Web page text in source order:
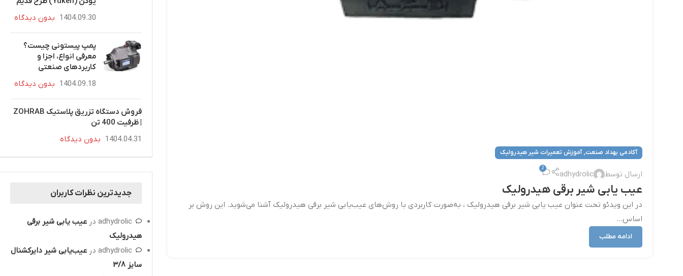
آکادمی بهداد صنعت,آموزش تعمیرات شیر هیدرولیک
ارسال توسط adhydrolic
2
عیب یابی شیر برقی هیدرولیک
در این ویدئو تحت عنوان عیب یابی شیر برقی هیدرولیک ، به‌صورت کاربردی با روش‌های عیب‌یابی شیر برقی هیدرولیک آشنا می‌شوید. این روش بر
اساس...
ادامه مطلب
1404.09.30 بدون دیدگاه
پمپ پیستونی چیست؟
معرفی انواع، اجزا و
کاربردهای صنعتی
1404.09.18 بدون دیدگاه
فروش دستگاه تزریق پلاستیک ZOHRAB
| ظرفیت 400 تن
1404.04.31 بدون دیدگاه
جدیدترین نظرات کاربران
adhydrolic درعیب یابی شیر برقی
هیدرولیک
adhydrolic درعیب‌یابی شیر دایرکشنال
سایز 3/8